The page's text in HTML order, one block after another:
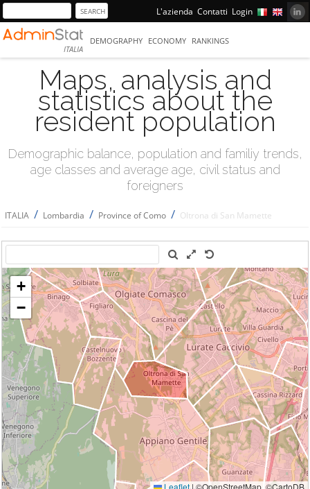
L'azienda Contatti Login
ITALIA
DEMOGRAPHY ECONOMY RANKINGS
Maps, analysis and
statistics about the
resident population
Demographic balance, population and familiy trends,
age classes and average age, civil status and
foreigners
ITALIA / Lombardia / Province of Como / Oltrona di San Mamette